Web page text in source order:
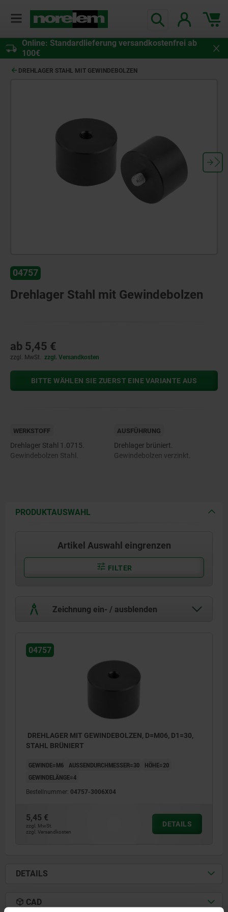
Online: Standardlieferung versandkostenfrei ab
100€
DREHLAGER STAHL MIT GEWINDEBOLZEN
04757
Drehlager Stahl mit Gewindebolzen
ab 5,45 €
zzgl. MwSt. zzgl. Versandkosten
BITTE WÄHLEN SIE ZUERST EINE VARIANTE AUS
WERKSTOFF
Drehlager Stahl 1.0715.
Gewindebolzen Stahl.
AUSFÜHRUNG
Drehlager brüniert.
Gewindebolzen verzinkt.
PRODUKTAUSWAHL
Artikel Auswahl eingrenzen
FILTER
Zeichnung ein- / ausblenden
04757
DREHLAGER MIT GEWINDEBOLZEN, D=M06, D1=30,
STAHL BRÜNIERT
GEWINDE=M6 AUSSENDURCHMESSER=30
HÖHE=20
GEWINDELÄNGE=4
Bestellnummer: 04757-3006X04
5,45 €
zzgl. MwSt.
zzgl. Versandkosten
DETAILS
DETAILS
CAD